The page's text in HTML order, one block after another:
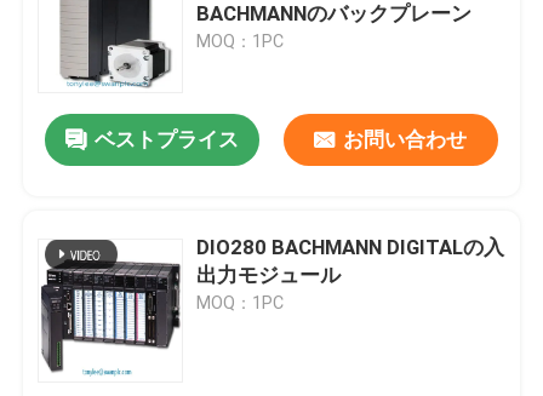
製品
わたしたち に つい て
BACHMANNのバックプレーン
MOQ：1PC
ベストプライス お問い合わせ
DIO280 BACHMANN DIGITALの入
出力モジュール
MOQ：1PC